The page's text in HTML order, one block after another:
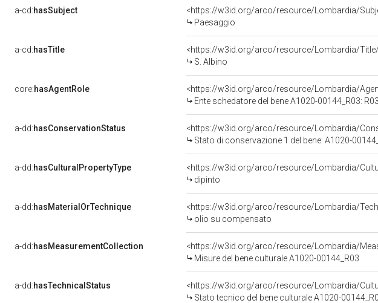
a-cd:hasSubject
<https://w3id.org/arco/resource/Lombardia/
Paesaggio
a-cd:hasTitle
<https://w3id.org/arco/resource/Lombardia/
S. Albino
core:hasAgentRole
<https://w3id.org/arco/resource/Lombardia/
Ente schedatore del bene A1020-00144_R03:
a-dd:hasConservationStatus
<https://w3id.org/arco/resource/Lombardia/
Stato di conservazione 1 del bene: A1020-
a-dd:hasCulturalPropertyType
<https://w3id.org/arco/resource/Lombardia/
dipinto
a-dd:hasMaterialOrTechnique
<https://w3id.org/arco/resource/Lombardia/
olio su compensato
a-dd:hasMeasurementCollection
<https://w3id.org/arco/resource/Lombardia/
Misure del bene culturale A1020-00144_R03
a-dd:hasTechnicalStatus
<https://w3id.org/arco/resource/Lombardia/
Stato tecnico del bene culturale A1020-